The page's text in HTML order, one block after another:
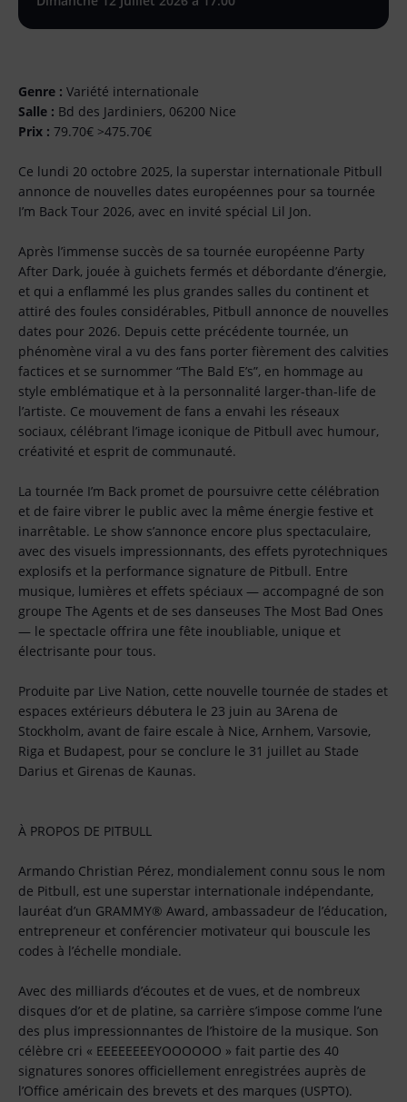
Genre : Variété internationale
Salle : Bd des Jardiniers, 06200 Nice
Prix : 79.70€ >475.70€
Ce lundi 20 octobre 2025, la superstar internationale Pitbull
annonce de nouvelles dates européennes pour sa tournée
I’m Back Tour 2026, avec en invité spécial Lil Jon.
Après l’immense succès de sa tournée européenne Party
After Dark, jouée à guichets fermés et débordante d’énergie,
et qui a enflammé les plus grandes salles du continent et
attiré des foules considérables, Pitbull annonce de nouvelles
dates pour 2026. Depuis cette précédente tournée, un
phénomène viral a vu des fans porter fièrement des calvities
factices et se surnommer “The Bald E’s”, en hommage au
style emblématique et à la personnalité larger-than-life de
l’artiste. Ce mouvement de fans a envahi les réseaux
sociaux, célébrant l’image iconique de Pitbull avec humour,
créativité et esprit de communauté.
La tournée I’m Back promet de poursuivre cette célébration
et de faire vibrer le public avec la même énergie festive et
inarrêtable. Le show s’annonce encore plus spectaculaire,
avec des visuels impressionnants, des effets pyrotechniques
explosifs et la performance signature de Pitbull. Entre
musique, lumières et effets spéciaux — accompagné de son
groupe The Agents et de ses danseuses The Most Bad Ones
— le spectacle offrira une fête inoubliable, unique et
électrisante pour tous.
Produite par Live Nation, cette nouvelle tournée de stades et
espaces extérieurs débutera le 23 juin au 3Arena de
Stockholm, avant de faire escale à Nice, Arnhem, Varsovie,
Riga et Budapest, pour se conclure le 31 juillet au Stade
Darius et Girenas de Kaunas.
À PROPOS DE PITBULL
Armando Christian Pérez, mondialement connu sous le nom
de Pitbull, est une superstar internationale indépendante,
lauréat d’un GRAMMY® Award, ambassadeur de l’éducation,
entrepreneur et conférencier motivateur qui bouscule les
codes à l’échelle mondiale.
Avec des milliards d’écoutes et de vues, et de nombreux
disques d’or et de platine, sa carrière s’impose comme l’une
des plus impressionnantes de l’histoire de la musique. Son
célèbre cri « EEEEEEEEYOOOOOO » fait partie des 40
signatures sonores officiellement enregistrées auprès de
l’Office américain des brevets et des marques (USPTO).